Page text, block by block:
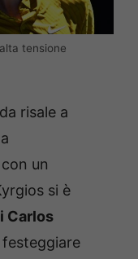
tensione
risale a
un
si è
Carlos